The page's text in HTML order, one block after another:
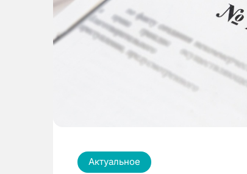
Актуальное